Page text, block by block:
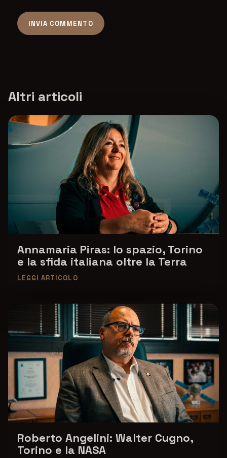
INVIA COMMENTO
Altri articoli
Annamaria Piras: lo spazio, Torino
e la sfida italiana oltre la Terra
LEGGI ARTICOLO
Roberto Angelini: Walter Cugno,
Torino e la NASA